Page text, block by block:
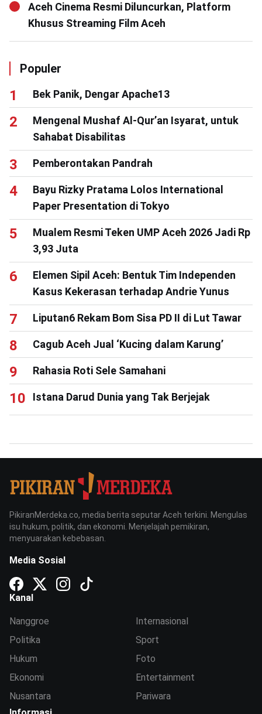
Aceh Cinema Resmi Diluncurkan, Platform
Khusus Streaming Film Aceh
Populer
Bek Panik, Dengar Apache13
Mengenal Mushaf Al-Qur’an Isyarat, untuk
Sahabat Disabilitas
Pemberontakan Pandrah
Bayu Rizky Pratama Lolos International
Paper Presentation di Tokyo
Mualem Resmi Teken UMP Aceh 2026 Jadi Rp
3,93 Juta
Elemen Sipil Aceh: Bentuk Tim Independen
Kasus Kekerasan terhadap Andrie Yunus
Liputan6 Rekam Bom Sisa PD II di Lut Tawar
Cagub Aceh Jual ‘Kucing dalam Karung’
Rahasia Roti Sele Samahani
Istana Darud Dunia yang Tak Berjejak
PikiranMerdeka.co, media berita seputar Aceh terkini. Mengulas
isu hukum, politik, dan ekonomi. Menjelajah pemikiran,
menyuarakan kebebasan.
Media Sosial
Kanal
Nanggroe
Politika
Hukum
Ekonomi
Nusantara
Internasional
Sport
Foto
Entertainment
Pariwara